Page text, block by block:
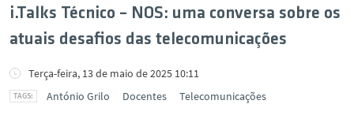
i.Talks Técnico – NOS: uma conversa sobre os
atuais desafios das telecomunicações
Terça-feira, 13 de maio de 2025 10:11
António Grilo
Docentes Telecomunicações